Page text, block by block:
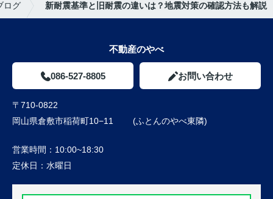
ログ 新耐震基準と旧耐震の違いは？地震対策の確認方法も解説
不動産のやべ
086-527-8805 お問い合わせ
〒710-0822
岡山県倉敷市稲荷町10−11 (ふとんのやべ東隣)
営業時間： 10:00~18:30
定休日： 水曜日